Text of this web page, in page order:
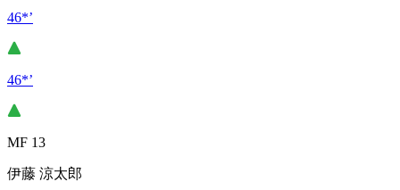
46*’
46*’
MF 13
伊藤 涼太郎